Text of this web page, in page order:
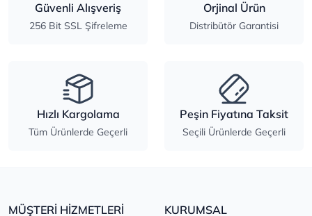
Güvenli Alışveriş
256 Bit SSL Şifreleme
Orjinal Ürün
Distribütör Garantisi
Hızlı Kargolama
Tüm Ürünlerde Geçerli
Peşin Fiyatına Taksit
Seçili Ürünlerde Geçerli
MÜŞTERİ HİZMETLERİ KURUMSAL